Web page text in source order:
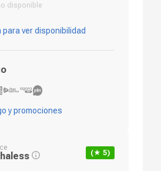
disponible
ver disponibilidad
y promociones
(★ 5)